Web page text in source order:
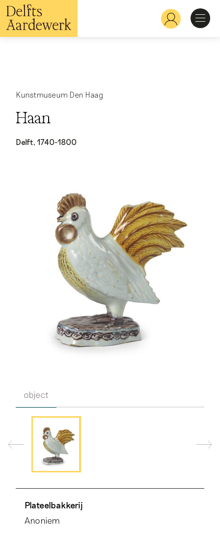
Overslaan
en
naar
de
Hoofdnavigatie
Bekijken
Kunstmuseum Den Haag
Haan
Delft, 1740-1800
object
Plateelbakkerij
Anoniem